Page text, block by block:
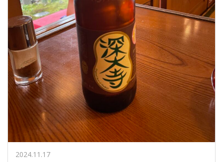
2024.11.17